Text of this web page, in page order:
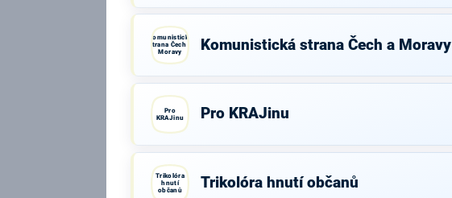
Komunistická
strana Čech a
Moravy
Komunistická strana Čech a Moravy
Pro
KRAJinu
Pro KRAJinu
Trikolóra
hnutí
občanů
Trikolóra hnutí občanů